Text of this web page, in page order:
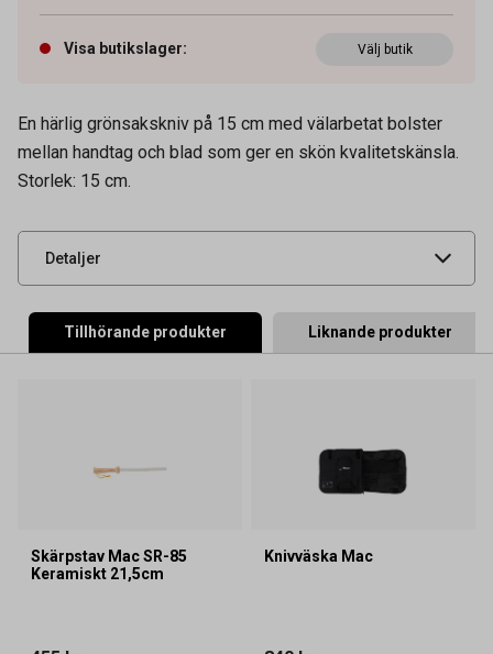
Visa butikslager: Välj butik
En härlig grönsakskniv på 15 cm med välarbetat bolster
mellan handtag och blad som ger en skön kvalitetskänsla.
Storlek: 15 cm.
Detaljer
Tidigare artikelnummer 33060
Leverantörens
UNSPSC 52151702
Tillhörande produkter Liknande produkter
Skärpstav Mac SR-85
Keramiskt 21,5cm
Knivväska Mac